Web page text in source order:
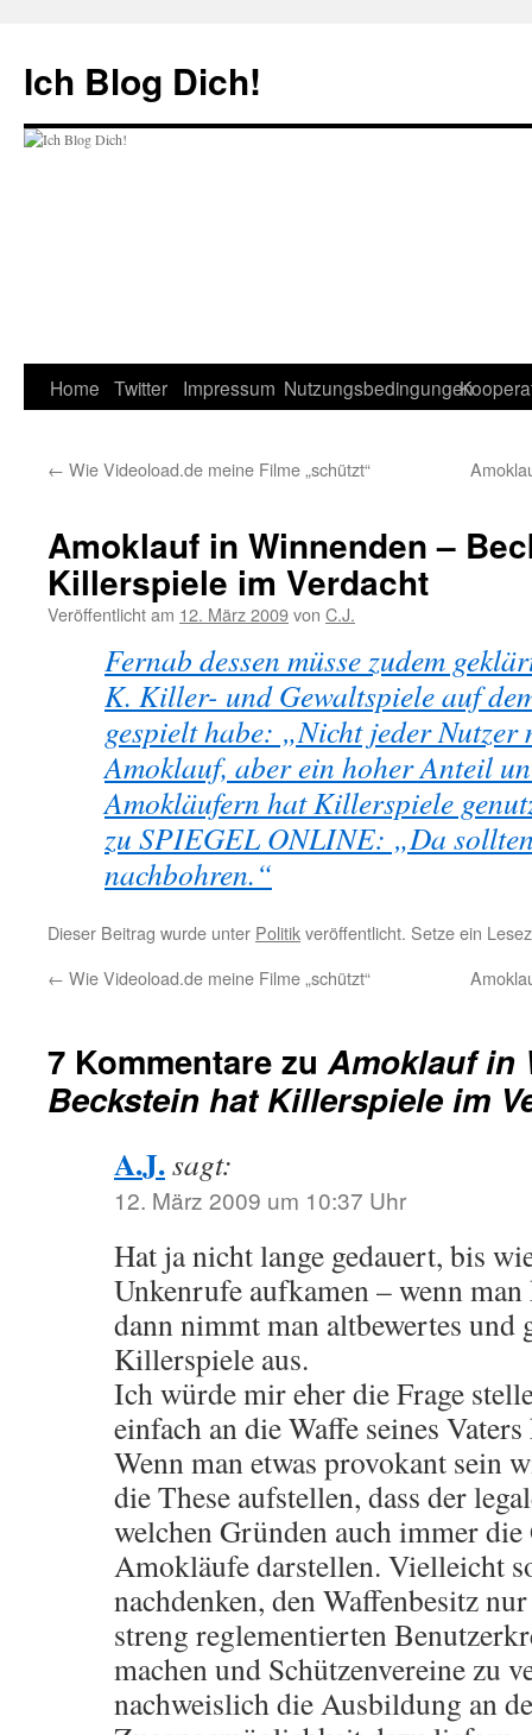
springen
Ich Blog Dich!
Home Twitter Impressum Nutzungsbedingungen
← Wie Videoload.de meine Filme „schützt“
Amoklauf in Winnenden –
Killerspiele im Verdacht
Veröffentlicht am 12. März 2009von C.J.
Fernab dessen müsse zudem
K. Killer- und Gewaltspiele auf
gespielt habe: „Nicht jeder Nutzer
Amoklauf, aber ein hoher Anteil
Amokläufern hat Killerspiele
zu SPIEGEL ONLINE: „Da
nachbohren.“
Dieser Beitrag wurde unter Politikveröffentlicht. Setze ein
← Wie Videoload.de meine Filme „schützt“
7 Kommentare zuAmoklauf in
Beckstein hat Killerspiele im
A.J.sagt:
12. März 2009 um 10:37 Uhr
Hat ja nicht lange gedauert, bis
Unkenrufe aufkamen – wenn
dann nimmt man altbewertes und
Killerspiele aus.
Ich würde mir eher die Frage
einfach an die Waffe seines
Wenn man etwas provokant sein
die These aufstellen, dass der
welchen Gründen auch immer
Amokläufe darstellen. Vielleicht
nachdenken, den Waffenbesitz
streng reglementierten
machen und Schützenvereine zu
nachweislich die Ausbildung an